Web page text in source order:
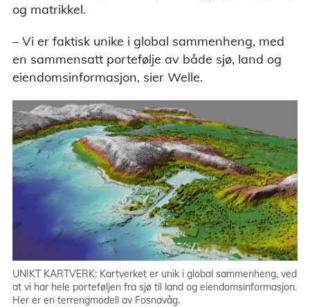
og matrikkel.
– Vi er faktisk unike i global sammenheng, med
en sammensatt portefølje av både sjø, land og
eiendomsinformasjon, sier Welle.
UNIKT KARTVERK: Kartverket er unik i global sammenheng, ved
at vi har hele porteføljen fra sjø til land og eiendomsinformasjon.
Her er en terrengmodell av Fosnavåg.